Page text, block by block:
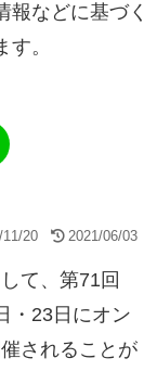
報などに基づく
。
11/20 2021/06/03
て、第71回
・23日にオン
されることが